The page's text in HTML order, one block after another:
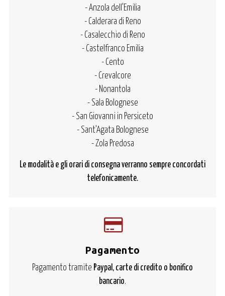
- Anzola dell'Emilia
- Calderara di Reno
- Casalecchio di Reno
- Castelfranco Emilia
- Cento
- Crevalcore
- Nonantola
- Sala Bolognese
- San Giovanni in Persiceto
- Sant'Agata Bolognese
- Zola Predosa
Le modalità e gli orari di consegna verranno sempre concordati
telefonicamente.
Pagamento
Pagamento tramite Paypal, carte di credito o bonifico
bancario.